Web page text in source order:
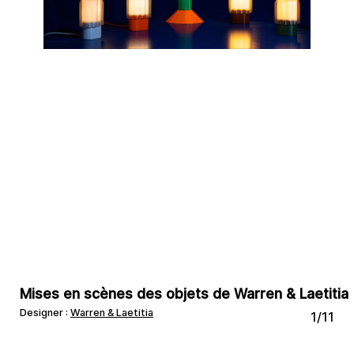
1/11
Mises en scènes des objets de Warren & Laetitia
Designer : Warren & Laetitia